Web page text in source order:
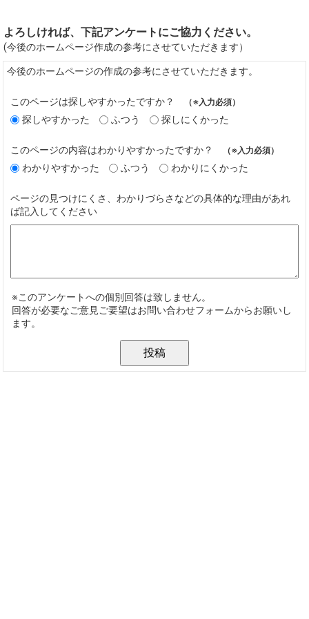
よろしければ、下記アンケートにご協力ください。
(今後のホームページ作成の参考にさせていただきます）
今後のホームページの作成の参考にさせていただきます。
このページは探しやすかったですか？ （※入力必須）
探しやすかった ふつう 探しにくかった
このページの内容はわかりやすかったですか？ （※入力必須）
わかりやすかった ふつう わかりにくかった
ページの見つけにくさ、わかりづらさなどの具体的な理由があれ
ば記入してください
※このアンケートへの個別回答は致しません。
回答が必要なご意見ご要望はお問い合わせフォームからお願いし
ます。